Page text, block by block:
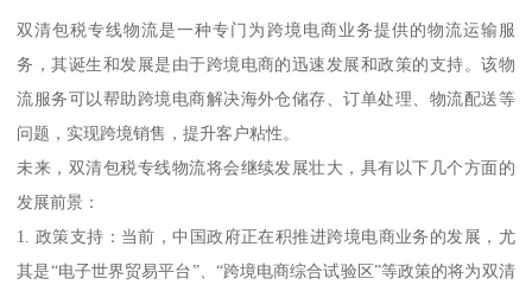
双清包税专线物流是一种专门为跨境电商业务提供的物流运输服
务，其诞生和发展是由于跨境电商的迅速发展和政策的支持。该物
流服务可以帮助跨境电商解决海外仓储存、订单处理、物流配送等
问题，实现跨境销售，提升客户粘性。
未来，双清包税专线物流将会继续发展壮大，具有以下几个方面的
发展前景：
1. 政策支持：当前，中国政府正在积推进跨境电商业务的发展，尤
其是“电子世界贸易平台”、“跨境电商综合试验区”等政策的将为双清